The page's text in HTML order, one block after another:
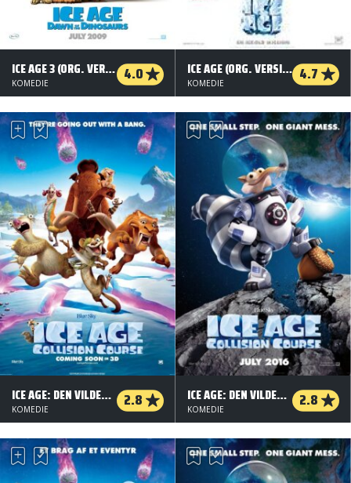
ICE AGE 3 (ORG. VERSION) 4.0
KOMEDIE
ICE AGE (ORG. VERSION) 4.7
KOMEDIE
ICE AGE: DEN VILDESTE REJSE - ORG.VERS. - 3 D 2.8
KOMEDIE
ICE AGE: DEN VILDESTE REJSE - 2 D 2.8
KOMEDIE